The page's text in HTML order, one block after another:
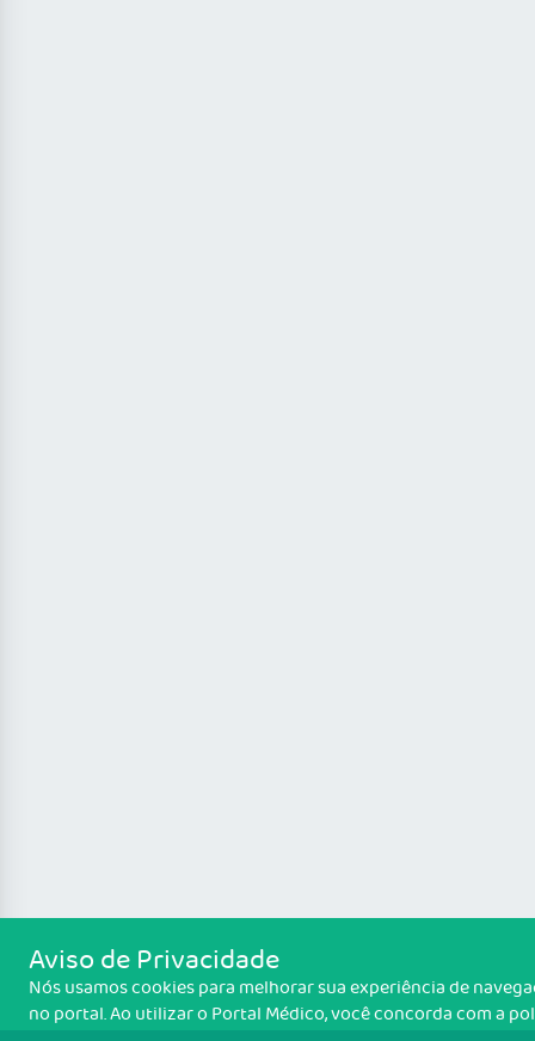
Aviso de Privacidade
Nós usamos cookies para melhorar sua experiência de
no portal. Ao utilizar o Portal Médico, você concorda com a